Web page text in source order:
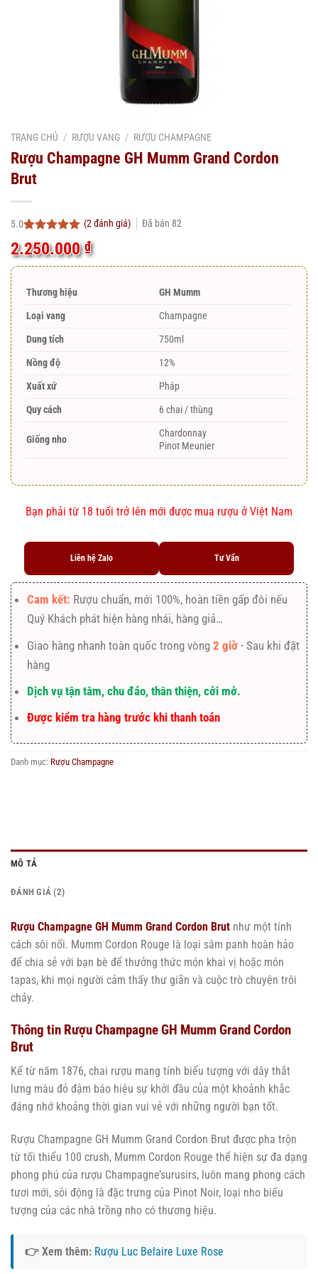
TRANG CHỦ / RƯỢU VANG / RƯỢU CHAMPAGNE
Rượu Champagne GH Mumm Grand Cordon
Brut
5.0
5.0trên 5
dựa trên
2
đánh giá
(2đánh giá) Đã bán 82
2.250.000₫
Thương hiệu
GH Mumm
Loại vang
Champagne
Dung tích
750ml
Nồng độ
12%
Xuất xứ
Pháp
Quy cách
6 chai / thùng
Giống nho
Chardonnay
Pinot Meunier
Bạn phải từ 18 tuổi trở lên mới được mua rượu ở Việt Nam
Liên hệ Zalo Tư Vấn
Cam kết: Rượu chuẩn, mới 100%, hoàn tiền gấp đôi nếu
Quý Khách phát hiện hàng nhái, hàng giả…
Giao hàng nhanh toàn quốc trong vòng2 giờ - Sau khi đặt
hàng
Dịch vụ tận tâm, chu đáo, thân thiện, cởi mở.
Được kiểm tra hàng trước khi thanh toán
Danh mục: Rượu Champagne
MÔ TẢ
ĐÁNH GIÁ (2)
Rượu Champagne GH Mumm Grand Cordon Brut như một tính
cách sôi nổi. Mumm Cordon Rouge là loại sâm panh hoàn hảo
để chia sẻ với bạn bè để thưởng thức món khai vị hoặc món
tapas, khi mọi người cảm thấy thư giãn và cuộc trò chuyện trôi
chảy.
Thông tin Rượu Champagne GH Mumm Grand Cordon
Brut
Kể từ năm 1876, chai rượu mang tính biểu tượng với dây thắt
lưng màu đỏ đậm báo hiệu sự khởi đầu của một khoảnh khắc
đáng nhớ khoảng thời gian vui vẻ với những người bạn tốt.
Rượu Champagne GH Mumm Grand Cordon Brut được pha trộn
từ tối thiểu 100 crush, Mumm Cordon Rouge thể hiện sự đa dạng
phong phú của rượu Champagne’surusirs, luôn mang phong cách
tươi mới, sôi động là đặc trưng của Pinot Noir, loại nho biểu
tượng của các nhà trồng nho có thương hiệu.
👉 Xem thêm: Rượu Luc Belaire Luxe Rose